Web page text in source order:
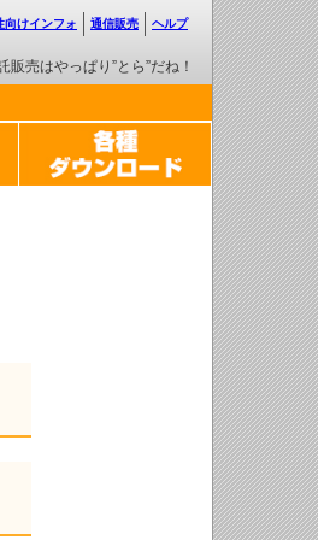
販売はやっぱり”とら”だね！
向けインフォ 通信販売 ヘルプ